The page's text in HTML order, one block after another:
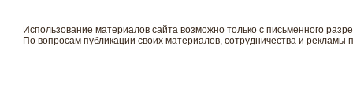
Использование материалов сайта возможно только с письменного
По вопросам публикации своих материалов, сотрудничества и